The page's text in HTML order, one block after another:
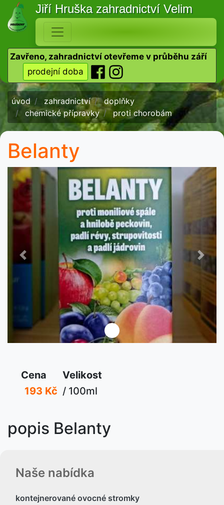
Jiří Hruška zahradnictví Velim
Zavřeno, zahradnictví otevřeme v průběhu září
prodejní doba
úvod zahradnictví
doplňky
chemické přípravky
proti chorobám
Naše nabídka
kontejnerované ovocné stromky
Belanty
Předchozí Další
Cena
Velikost
193 Kč / 100ml
popis Belanty